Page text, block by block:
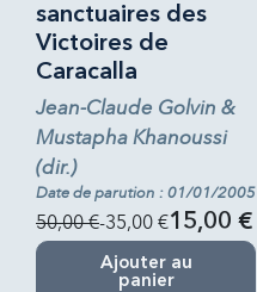
sanctuaires des
Victoires de
Caracalla
Jean-Claude Golvin &
Mustapha Khanoussi
(dir.)
Date de parution : 01/01/2005
50,00 €-35,00 €15,00 €
Ajouter au
panier